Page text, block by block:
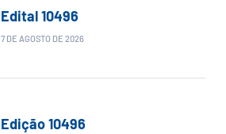
Edital 10496
7 DE AGOSTO DE 2026
Edição 10496